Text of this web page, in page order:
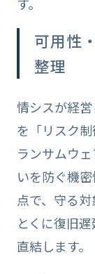
可用性
整理
情シスが経
を「リスク制
ランサムウ
いを防ぐ機
点で、守る
とくに復旧
直結します。